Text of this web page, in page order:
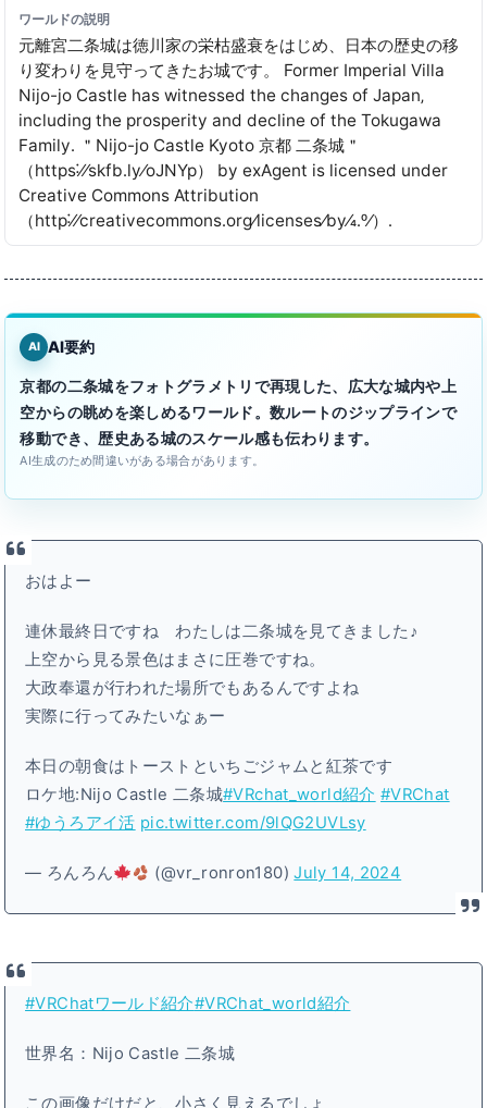
ワールドの説明
元離宮二条城は徳川家の栄枯盛衰をはじめ、日本の歴史の移
り変わりを見守ってきたお城です。 Former Imperial Villa
Nijo-jo Castle has witnessed the changes of Japan‚
including the prosperity and decline of the Tokugawa
Family․ ＂Nijo-jo Castle Kyoto 京都 二条城＂
（https˸⁄⁄skfb․ly⁄oJNYp） by exAgent is licensed under
Creative Commons Attribution
（http˸⁄⁄creativecommons․org⁄licenses⁄by⁄4․0⁄）․
AI AI要約
京都の二条城をフォトグラメトリで再現した、広大な城内や上
空からの眺めを楽しめるワールド。数ルートのジップラインで
移動でき、歴史ある城のスケール感も伝わります。
AI生成のため間違いがある場合があります。
おはよー
連休最終日ですね わたしは二条城を見てきました♪
上空から見る景色はまさに圧巻ですね。
大政奉還が行われた場所でもあるんですよね
実際に行ってみたいなぁー
本日の朝食はトーストといちごジャムと紅茶です
ロケ地:Nijo Castle 二条城#VRchat_world紹介 #VRChat
#ゆうろアイ活 pic.twitter.com/9lQG2UVLsy
— ろんろん (@vr_ronron180)July 14, 2024
#VRChatワールド紹介#VRChat_world紹介
世界名：Nijo Castle 二条城
この画像だけだと、小さく見えるでしょ